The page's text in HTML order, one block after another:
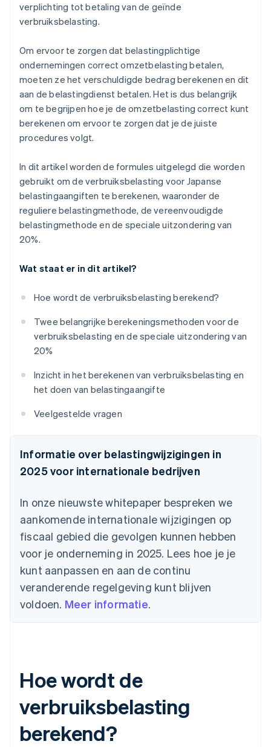
verplichting tot betaling van de geïnde
verbruiksbelasting.
Om ervoor te zorgen dat belastingplichtige
ondernemingen correct omzetbelasting betalen,
moeten ze het verschuldigde bedrag berekenen en dit
aan de belastingdienst betalen. Het is dus belangrijk
om te begrijpen hoe je de omzetbelasting correct kunt
berekenen om ervoor te zorgen dat je de juiste
procedures volgt.
In dit artikel worden de formules uitgelegd die worden
gebruikt om de verbruiksbelasting voor Japanse
belastingaangiften te berekenen, waaronder de
reguliere belastingmethode, de vereenvoudigde
belastingmethode en de speciale uitzondering van
20%.
Wat staat er in dit artikel?
Hoe wordt de verbruiksbelasting berekend?
Twee belangrijke berekeningsmethoden voor de
verbruiksbelasting en de speciale uitzondering van
20%
Inzicht in het berekenen van verbruiksbelasting en
het doen van belastingaangifte
Veelgestelde vragen
Informatie over belastingwijzigingen in
2025 voor internationale bedrijven
In onze nieuwste whitepaper bespreken we
aankomende internationale wijzigingen op
fiscaal gebied die gevolgen kunnen hebben
voor je onderneming in 2025. Lees hoe je je
kunt aanpassen en aan de continu
veranderende regelgeving kunt blijven
voldoen. Meer informatie.
Hoe wordt de
verbruiksbelasting
berekend?